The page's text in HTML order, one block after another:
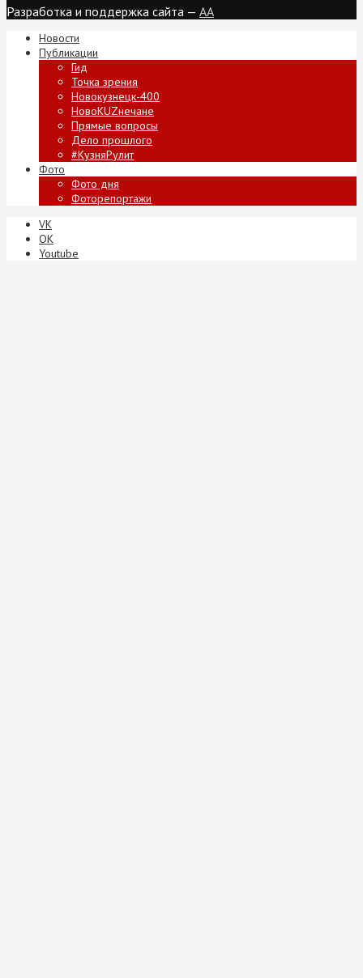
Разработка и поддержка сайта — AA
Новости
Публикации
Гид
Точка зрения
Новокузнецк-400
НовоKUZнечане
Прямые вопросы
Дело прошлого
#КузняРулит
Фото
Фото дня
Фоторепортажи
VK
ОК
Youtube